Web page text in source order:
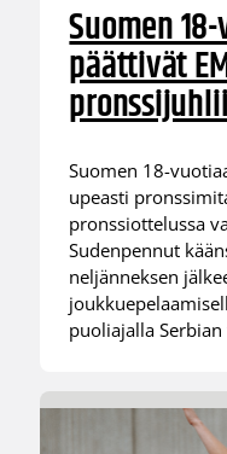
Suomen
päättivät
Suomen 18-
upeasti
pronssiottelussa
Sudenpennut
neljänneksen
puoliajalla